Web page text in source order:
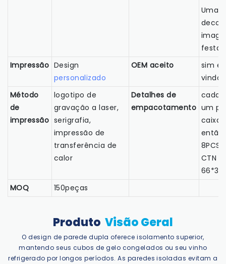
Uma
festa
Impressão Design
personalizado
OEM aceito
sim e
vindo
Método
de
impressão
logotipo de
gravação a laser,
serigrafia,
impressão de
transferência de
calor
Detalhes de
empacotamento
cada
um
caixa
então
CTN
MOQ
150peças
Produto Visão Geral
O design de parede dupla oferece isolamento superior,
mantendo seus cubos de gelo congelados ou seu vinho
refrigerado por longos períodos. As paredes isoladas evitam a